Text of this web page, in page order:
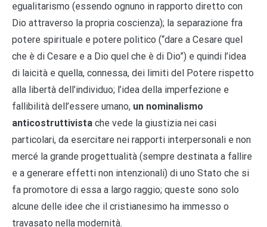
egualitarismo (essendo ognuno in rapporto diretto con
Dio attraverso la propria coscienza); la separazione fra
potere spirituale e potere politico (“dare a Cesare quel
che è di Cesare e a Dio quel che è di Dio”) e quindi l’idea
di laicità e quella, connessa, dei limiti del Potere rispetto
alla libertà dell’individuo; l’idea della imperfezione e
fallibilità dell’essere umano, un nominalismo
anticostruttivista che vede la giustizia nei casi
particolari, da esercitare nei rapporti interpersonali e non
mercé la grande progettualità (sempre destinata a fallire
e a generare effetti non intenzionali) di uno Stato che si
fa promotore di essa a largo raggio; queste sono solo
alcune delle idee che il cristianesimo ha immesso o
travasato nella modernità.